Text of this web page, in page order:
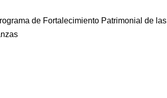
de Fortalecimiento Patrimonial de las